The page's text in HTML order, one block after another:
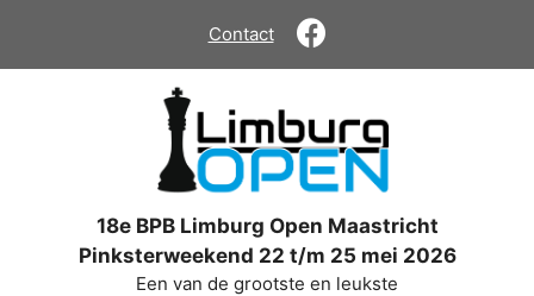
de
Contact
18e BPB Limburg Open Maastricht
Pinksterweekend 22 t/m 25 mei 2026
Een van de grootste en leukste